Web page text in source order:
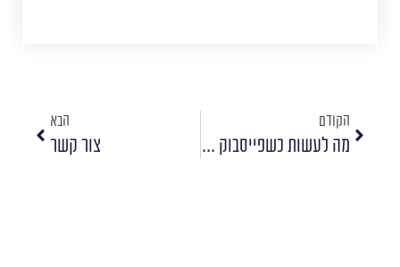
הקודם
מה לעשות כשפייסבוק לא ממצה את התקציב?
הבא
צור קשר